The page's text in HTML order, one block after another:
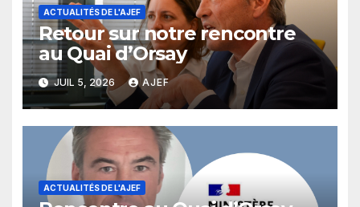
ACTUALITÉS DE L'AJEF
Retour sur notre rencontre
au Quai d’Orsay
JUIL 5, 2026 AJEF
ACTUALITÉS DE L'AJEF